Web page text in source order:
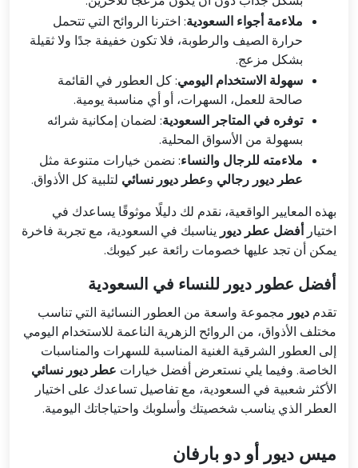
ملاءمة أجواء السعودية: اخترنا الروائح التي تتحمل
حرارة الصيف والرطوبة، فلا تكون خفيفة جدًا ولا ثقيلة
بشكل مزعج.
سهولة الاستخدام اليومي: كل العطور في القائمة
صالحة للعمل، السهرات، أو أي مناسبة يومية.
توفره في المتاجر السعودية: لضمان إمكانية شرائه
بسهولة من الأسواق المحلية.
ملاءمته للرجال والنساء: نضمن خيارات متنوعة مثل
عطر ديور رجالي وعطر ديور نسائي لتلبية كل الأذواق.
بهذه المعايير الواقعية، نقدم لك دليلًا موثوقًا يساعدك في
اختيار أفضل عطر ديور يناسبك في السعودية، مع تجربة فاخرة
يمكن أن تجد عليها خصومات رائعة عبر كيوبك.
أفضل عطور ديور للنساء في السعودية
تقدم ديور مجموعة واسعة من العطور النسائية التي تناسب
مختلف الأذواق، من الروائح الزهرية الناعمة للاستخدام اليومي
إلى العطور الشرقية الغنية المناسبة للسهرات والمناسبات
الخاصة. وفيما يلي نستعرض أفضل خيارات عطر ديور نسائي
الأكثر شعبية في السعودية، مع تفاصيل تساعدك على اختيار
العطر الذي يناسب شخصيتك وأسلوبك واحتياجاتك اليومية.
ميس ديور أو دو بارفان